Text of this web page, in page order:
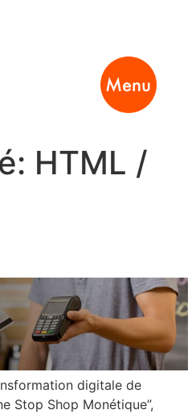
Menu
HTML /
digitale de
Stop Shop Monétique”,